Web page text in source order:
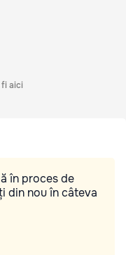
fi aici
în proces de
din nou în câteva